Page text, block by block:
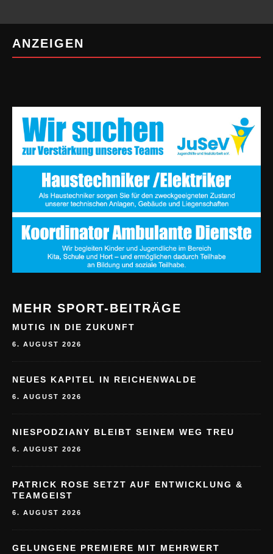
ANZEIGEN
MEHR SPORT-BEITRÄGE
MUTIG IN DIE ZUKUNFT
6. AUGUST 2026
NEUES KAPITEL IN REICHENWALDE
6. AUGUST 2026
NIESPODZIANY BLEIBT SEINEM WEG TREU
6. AUGUST 2026
PATRICK ROSE SETZT AUF ENTWICKLUNG &
TEAMGEIST
6. AUGUST 2026
GELUNGENE PREMIERE MIT MEHRWERT